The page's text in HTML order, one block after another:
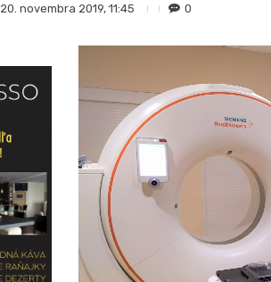
20. novembra 2019, 11:45 0